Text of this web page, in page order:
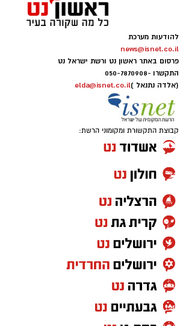
להודעות מערכת
news@isnet.co.il
פרסום באתר ראשון נט ורשת ישראל נט
התקשרו -050-7870908
(אלדה נתנאל )elda@isnet.co.il
קבוצת התקשורת ומקומוני הרשת: